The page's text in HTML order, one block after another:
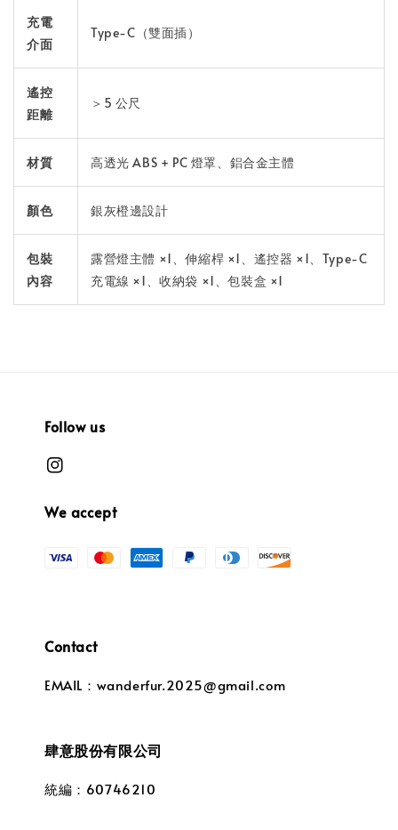
充電
介面
Type-C（雙面插）
遙控
距離
＞5 公尺
材質 高透光 ABS + PC 燈罩、鋁合金主體
顏色 銀灰橙邊設計
包裝
內容
露營燈主體 ×1、伸縮桿 ×1、遙控器 ×1、Type-C
充電線 ×1、收納袋 ×1、包裝盒 ×1
Follow us
We accept
Contact
EMAIL：wanderfur.2025@gmail.com
肆意股份有限公司
統編：60746210